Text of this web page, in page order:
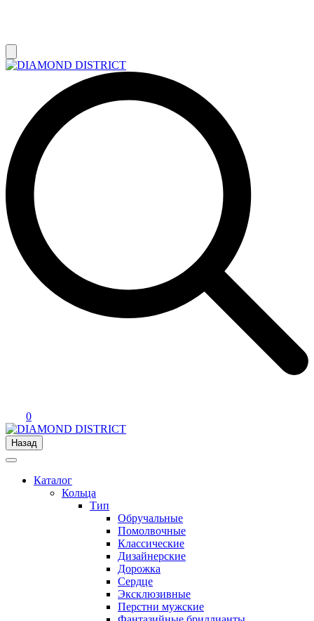
0
Назад
Каталог
Кольца
Тип
Обручальные
Помолвочные
Классические
Дизайнерские
Дорожка
Сердце
Эксклюзивные
Перстни мужские